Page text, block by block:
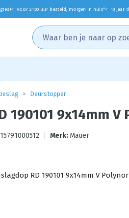
✓ Voor 21:00 uur besteld, morgen in huis*✓ 10 jaar
Deurstopper
190101 9x14mm V
Merk: Mauer